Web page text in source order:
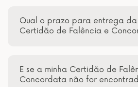
Qual o prazo para entrega da
Certidão de Falência e
E se a minha Certidão de
Concordata não for